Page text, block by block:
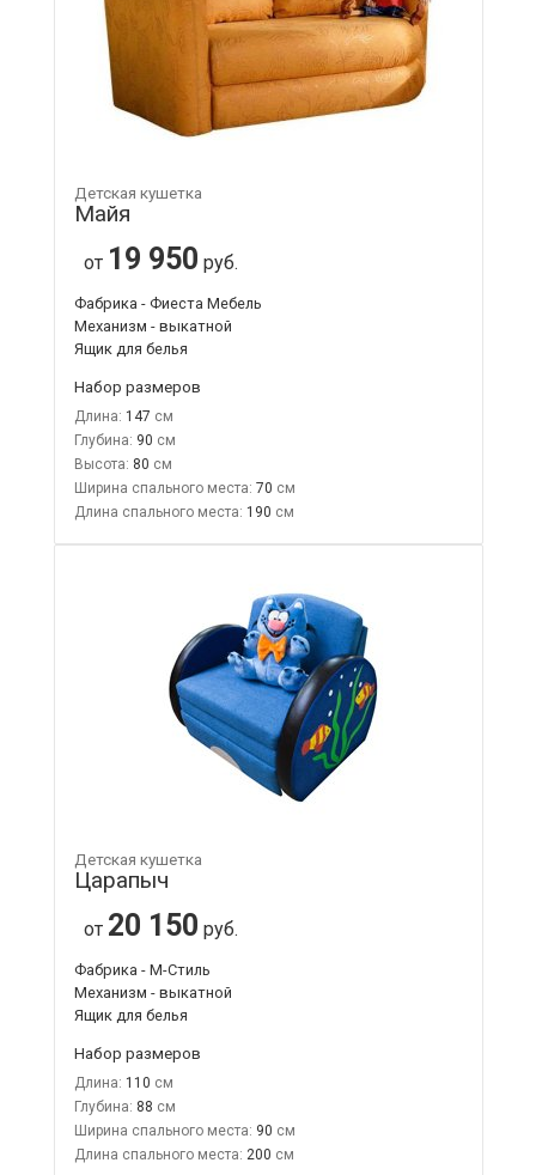
Детская кушетка
Майя
от 19 950 руб.
Фабрика - Фиеста Мебель
Механизм - выкатной
Ящик для белья
Набор размеров
Длина: 147
Глубина: 90
Высота: 80
Ширина спального места: 70
Длина спального места: 190
Детская кушетка
Царапыч
от 20 150 руб.
Фабрика - М-Стиль
Механизм - выкатной
Ящик для белья
Набор размеров
Длина: 110
Глубина: 88
Ширина спального места: 90
Длина спального места: 200